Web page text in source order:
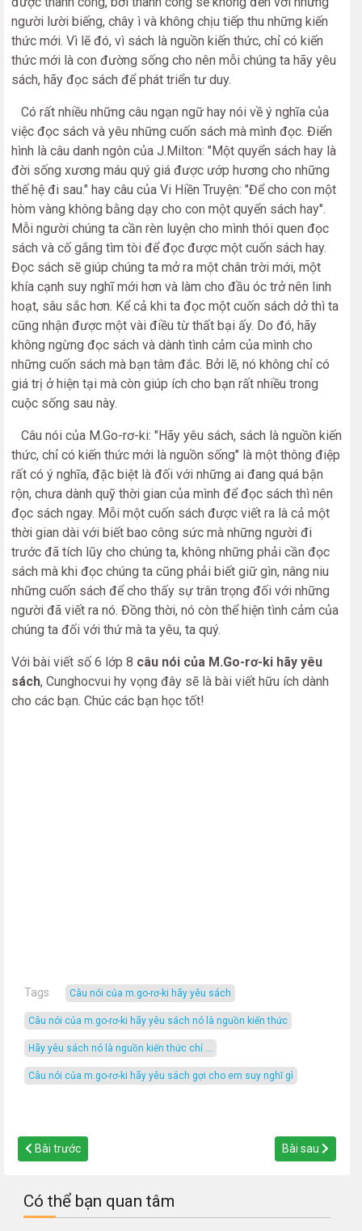
người lười biếng, chây ì và không chịu tiếp thu những kiến
thức mới. Vì lẽ đó, vì sách là nguồn kiến thức, chỉ có kiến
thức mới là con đường sống cho nên mỗi chúng ta hãy yêu
sách, hãy đọc sách để phát triển tư duy.
Có rất nhiều những câu ngạn ngữ hay nói về ý nghĩa của
việc đọc sách và yêu những cuốn sách mà mình đọc. Điển
hình là câu danh ngôn của J.Milton: "Một quyển sách hay là
đời sống xương máu quý giá được ướp hương cho những
thế hệ đi sau." hay câu của Vi Hiền Truyện: "Để cho con một
hòm vàng không bằng dạy cho con một quyển sách hay".
Mỗi người chúng ta cần rèn luyện cho mình thói quen đọc
sách và cố gắng tìm tòi để đọc được một cuốn sách hay.
Đọc sách sẽ giúp chúng ta mở ra một chân trời mới, một
khía cạnh suy nghĩ mới hơn và làm cho đầu óc trở nên linh
hoạt, sâu sắc hơn. Kể cả khi ta đọc một cuốn sách dở thì ta
cũng nhận được một vài điều từ thất bại ấy. Do đó, hãy
không ngừng đọc sách và dành tình cảm của mình cho
những cuốn sách mà bạn tâm đắc. Bởi lẽ, nó không chỉ có
giá trị ở hiện tại mà còn giúp ích cho bạn rất nhiều trong
cuộc sống sau này.
Câu nói của M.Go-rơ-ki: "Hãy yêu sách, sách là nguồn kiến
thức, chỉ có kiến thức mới là nguồn sống" là một thông điệp
rất có ý nghĩa, đặc biệt là đối với những ai đang quá bận
rộn, chưa dành quỹ thời gian của mình để đọc sách thì nên
đọc sách ngay. Mỗi một cuốn sách được viết ra là cả một
thời gian dài với biết bao công sức mà những người đi
trước đã tích lũy cho chúng ta, không những phải cần đọc
sách mà khi đọc chúng ta cũng phải biết giữ gìn, nâng niu
những cuốn sách để cho thấy sự trân trọng đối với những
người đã viết ra nó. Đồng thời, nó còn thể hiện tình cảm của
chúng ta đối với thứ mà ta yêu, ta quý.
Với bài viết số 6 lớp 8 câu nói của M.Go-rơ-ki hãy yêu
sách, Cunghocvui hy vọng đây sẽ là bài viết hữu ích dành
cho các bạn. Chúc các bạn học tốt!
Tags câu nói của m.go-rơ-ki hãy yêu sách
câu nói của m.go-rơ-ki hãy yêu sách nó là nguồn kiến thức
hãy yêu sách nó là nguồn kiến thức chỉ ...
câu nói của m.go-rơ-ki hãy yêu sách gợi cho em suy nghĩ gì
Bài trước Bài sau
Có thể bạn quan tâm